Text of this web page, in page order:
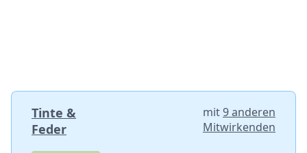
Tinte &
Feder
mit9 anderen
Mitwirkenden